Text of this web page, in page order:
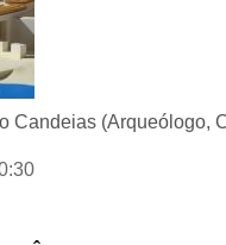
Candeias (Arqueólogo,